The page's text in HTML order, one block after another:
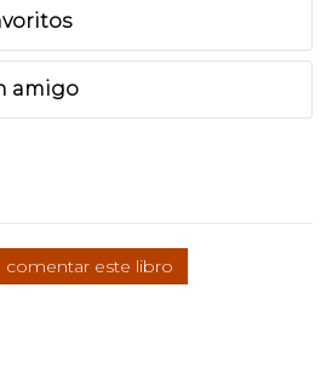
amigo
comentar este libro